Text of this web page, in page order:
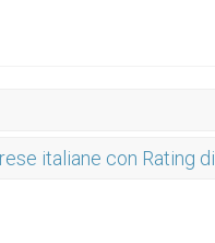
italiane con Rating